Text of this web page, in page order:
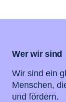
Wer wir sind
Wir sind ein
Menschen,
und fördern.